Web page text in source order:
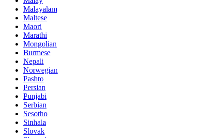
Malayalam
Maltese
Maori
Marathi
Mongolian
Burmese
Nepali
Norwegian
Pashto
Persian
Punjabi
Serbian
Sesotho
Sinhala
Slovak